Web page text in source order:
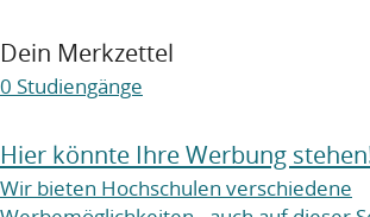
Dein Merkzettel
0 Studiengänge
Hier könnte Ihre Werbung
Wir bieten Hochschulen verschiedene